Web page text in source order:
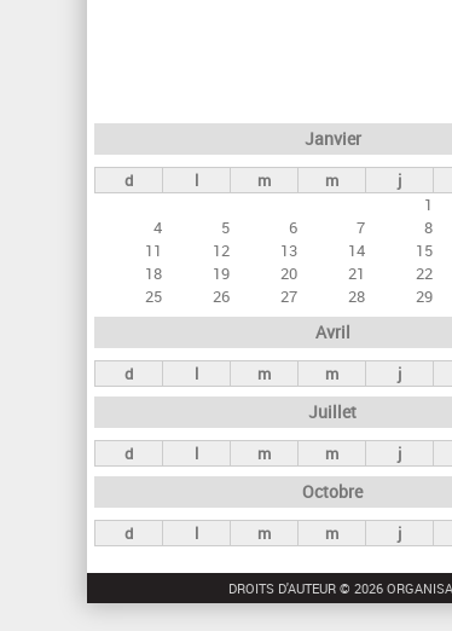
e
t
s
n
c
i
p
a
x
Janvier
d l m m j
1
4
5 6 7 8
11
12 13 14 15
18
19 20 21 22
25
26 27 28 29
Avril
d l m m j
Juillet
d l m m j
Octobre
d l m m j
DROITS D'AUTEUR © 2026